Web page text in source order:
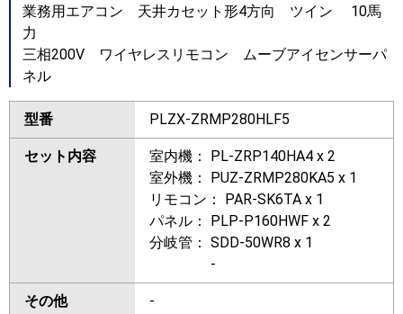
業務用エアコン 天井カセット形4方向 ツイン 10馬
力
三相200V ワイヤレスリモコン ムーブアイセンサーパ
ネル
型番 PLZX-ZRMP280HLF5
セット内容
室内機： PL-ZRP140HA4 x 2
室外機： PUZ-ZRMP280KA5 x 1
リモコン： PAR-SK6TA x 1
パネル： PLP-P160HWF x 2
分岐管： SDD-50WR8 x 1
-
その他 -